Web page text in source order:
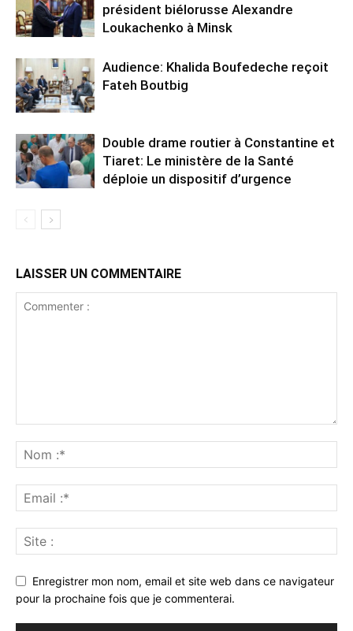
président biélorusse Alexandre
Loukachenko à Minsk
Audience: Khalida Boufedeche reçoit
Fateh Boutbig
Double drame routier à Constantine et
Tiaret: Le ministère de la Santé
déploie un dispositif d’urgence
LAISSER UN COMMENTAIRE
Enregistrer mon nom, email et site web dans ce navigateur
pour la prochaine fois que je commenterai.